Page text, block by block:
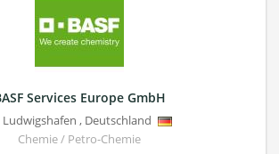
Services Europe GmbH
Ludwigshafen , Deutschland
Chemie / Petro-Chemie